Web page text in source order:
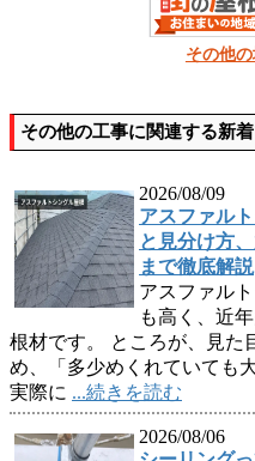
その他
その他の工事に関連する新
2026/08/09
アスファル
と見分け方
まで徹底解説
アスファル
も高く、近
根材です。 ところが、見た
め、「多少めくれていても
実際に ...続きを読む
2026/08/06